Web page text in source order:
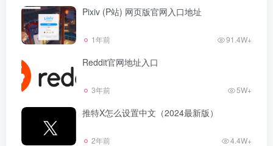
Pixiv (P站) 网页版官网入口地址
1年前 91.4W+
Reddit官网地址入口
3年前 5W+
推特X怎么设置中文（2024最新版）
2年前 4.4W+